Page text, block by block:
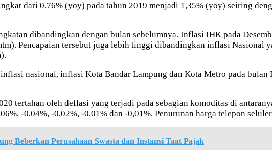
dari 0,76% (yoy) pada tahun 2019 menjadi 1,35% (yoy) seiring
dibandingkan dengan bulan sebelumnya. Inflasi IHK pada
Pencapaian tersebut juga lebih tinggi dibandingkan inflasi Nasional
nasional, inflasi Kota Bandar Lampung dan Kota Metro pada
tertahan oleh deflasi yang terjadi pada sebagian komoditas di
-0,04%, -0,02%, -0,01% dan -0,01%. Penurunan harga telepon
Beberkan Perusahaan Swasta dan Instansi Taat Pajak